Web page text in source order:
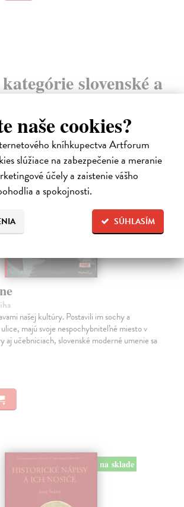
naše cookies?
kníhkupectva Artforum
slúžiace na zabezpečenie a meranie
účely a zaistenie vášho
a spokojnosti.
SÚHLASÍM
slovenské a
na sklade
našej kultúry. Postavili im sochy a
majú svoje nespochybniteľné miesto v
aj učebniciach, slovenské moderné umenie sa
na sklade